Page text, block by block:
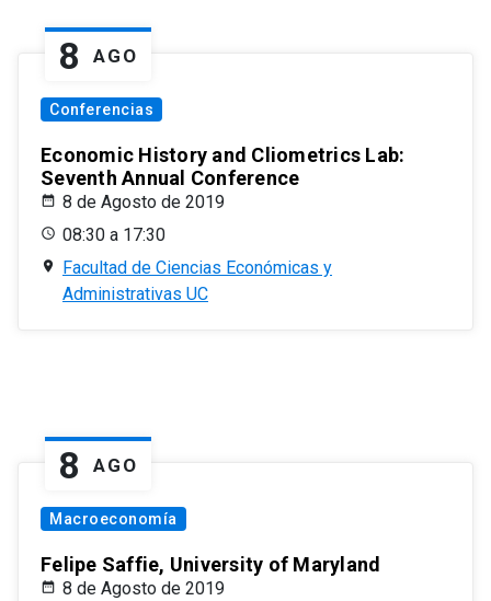
8 AGO
Conferencias
Economic History and Cliometrics Lab:
Seventh Annual Conference
8 de Agosto de 2019
08:30 a 17:30
Facultad de Ciencias Económicas y
Administrativas UC
8 AGO
Macroeconomía
Felipe Saffie, University of Maryland
8 de Agosto de 2019